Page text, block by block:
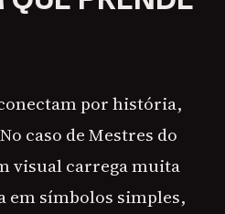
por história,
caso de Mestres do
visual carrega muita
em símbolos simples,